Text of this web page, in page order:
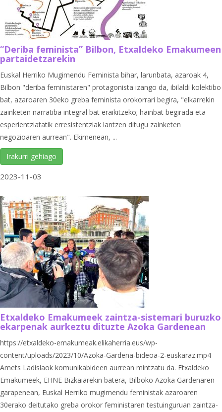
“Deriba feminista” Bilbon, Etxaldeko Emakumeen
partaidetzarekin
Euskal Herriko Mugimendu Feminista bihar, larunbata, azaroak 4,
Bilbon "deriba feministaren" protagonista izango da, ibilaldi kolektibo
bat, azaroaren 30eko greba feminista orokorrari begira, "elkarrekin
zainketen narratiba integral bat eraikitzeko; hainbat begirada eta
esperientziatatik erresistentziak lantzen ditugu zainketen
negozioaren aurrean". Ekimenean, ...
Irakurri gehiago
2023-11-03
Etxaldeko Emakumeek zaintza-sistemari buruzko
ekarpenak aurkeztu dituzte Azoka Gardenean
https://etxaldeko-emakumeak.elikaherria.eus/wp-
content/uploads/2023/10/Azoka-Gardena-bideoa-2-euskaraz.mp4
Amets Ladislaok komunikabideen aurrean mintzatu da. Etxaldeko
Emakumeek, EHNE Bizkaiarekin batera, Bilboko Azoka Gardenaren
garapenean, Euskal Herriko mugimendu feministak azaroaren
30erako deitutako greba orokor feministaren testuinguruan zaintza-